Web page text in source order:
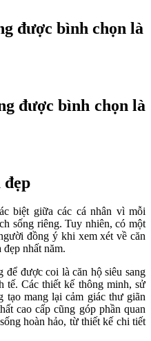
được bình chọn là
được bình chọn là
đẹp
biệt giữa các cá nhân vì mỗi
sống riêng. Tuy nhiên, có một
đồng ý khi xem xét về căn
nhất năm.
được coi là căn hộ siêu sang
tế. Các thiết kế thông minh, sử
tạo mang lại cảm giác thư giãn
cao cấp cũng góp phần quan
hoàn hảo, từ thiết kế chi tiết